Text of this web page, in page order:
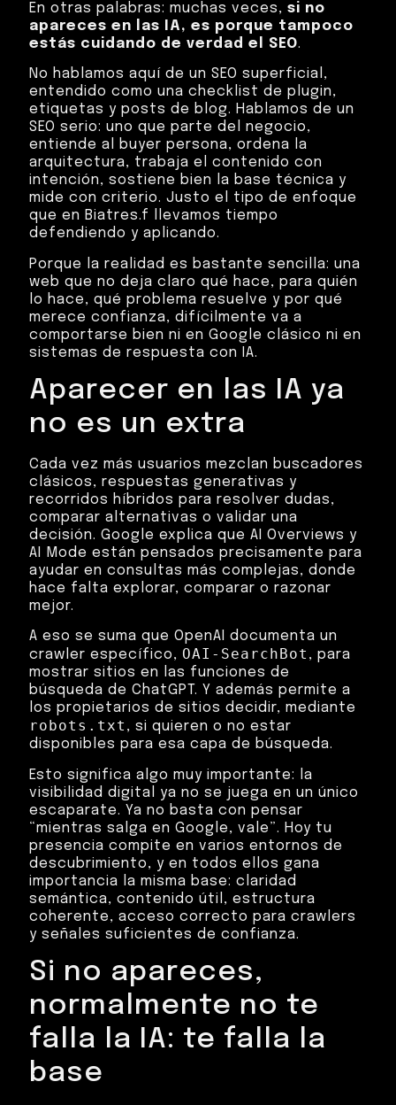
En otras palabras: muchas veces,si no
apareces en las IA, es porque tampoco
estás cuidando de verdad el SEO.
No hablamos aquí de un SEO superficial,
entendido como una checklist de plugin,
etiquetas y posts de blog. Hablamos de un
SEO serio: uno que parte del negocio,
entiende al buyer persona, ordena la
arquitectura, trabaja el contenido con
intención, sostiene bien la base técnica y
mide con criterio. Justo el tipo de enfoque
que en Biatres.f llevamos tiempo
defendiendo y aplicando.
Porque la realidad es bastante sencilla: una
web que no deja claro qué hace, para quién
lo hace, qué problema resuelve y por qué
merece confianza, difícilmente va a
comportarse bien ni en Google clásico ni en
sistemas de respuesta con IA.
Aparecer en las IA ya
no es un extra
Cada vez más usuarios mezclan buscadores
clásicos, respuestas generativas y
recorridos híbridos para resolver dudas,
comparar alternativas o validar una
decisión. Google explica que AI Overviews y
AI Mode están pensados precisamente para
ayudar en consultas más complejas, donde
hace falta explorar, comparar o razonar
mejor.
A eso se suma que OpenAI documenta un
crawler específico, OAI-SearchBot , para
mostrar sitios en las funciones de
búsqueda de ChatGPT. Y además permite a
los propietarios de sitios decidir, mediante
robots.txt , si quieren o no estar
disponibles para esa capa de búsqueda.
Esto significa algo muy importante: la
visibilidad digital ya no se juega en un único
escaparate. Ya no basta con pensar
“mientras salga en Google, vale”. Hoy tu
presencia compite en varios entornos de
descubrimiento, y en todos ellos gana
importancia la misma base: claridad
semántica, contenido útil, estructura
coherente, acceso correcto para crawlers
y señales suficientes de confianza.
Si no apareces,
normalmente no te
falla la IA: te falla la
base